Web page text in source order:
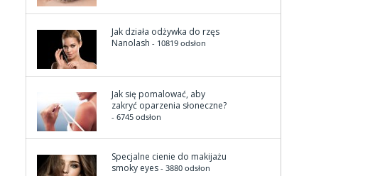
Jak działa odżywka do rzęs
Nanolash - 10819 odsłon
Jak się pomalować, aby
zakryć oparzenia słoneczne?
- 6745 odsłon
Specjalne cienie do makijażu
smoky eyes - 3880 odsłon